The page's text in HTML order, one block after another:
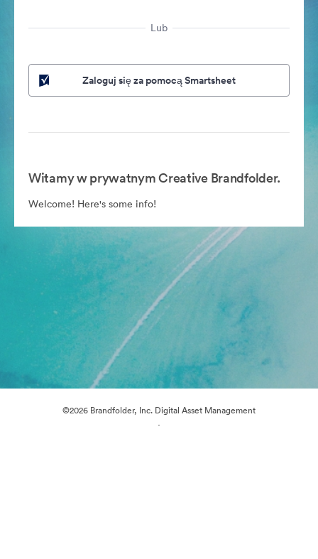
Lub
Zaloguj się za pomocą Smartsheet
Witamy w prywatnym Creative Brandfolder.
Welcome! Here's some info!
©2026 Brandfolder, Inc. Digital Asset Management
·